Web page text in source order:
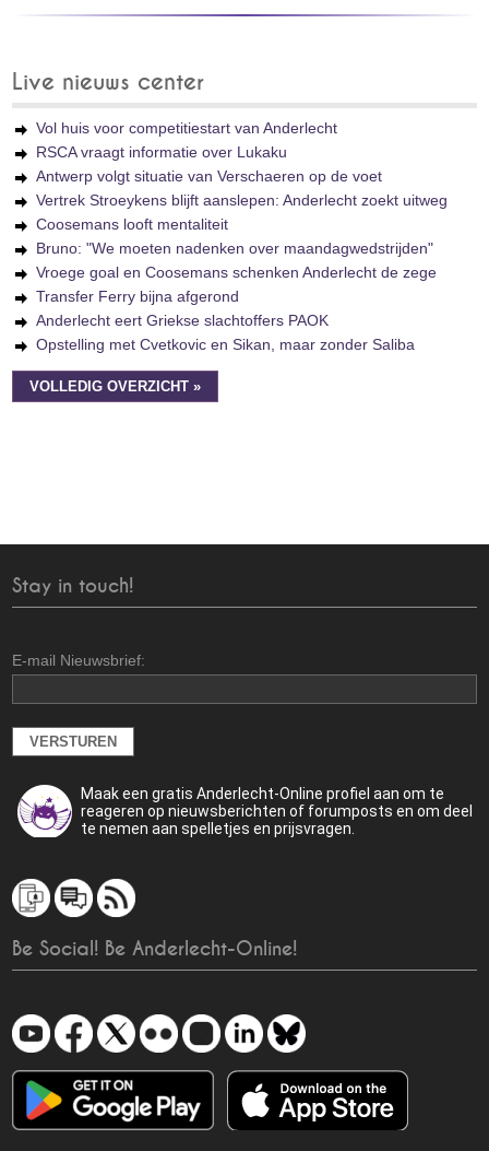
Live nieuws center
Vol huis voor competitiestart van Anderlecht
RSCA vraagt informatie over Lukaku
Antwerp volgt situatie van Verschaeren op de voet
Vertrek Stroeykens blijft aanslepen: Anderlecht zoekt uitweg
Coosemans looft mentaliteit
Bruno: "We moeten nadenken over maandagwedstrijden"
Vroege goal en Coosemans schenken Anderlecht de zege
Transfer Ferry bijna afgerond
Anderlecht eert Griekse slachtoffers PAOK
Opstelling met Cvetkovic en Sikan, maar zonder Saliba
VOLLEDIG OVERZICHT »
Stay in touch!
E-mail Nieuwsbrief:
Maak een gratis Anderlecht-Online profiel aan om te
reageren op nieuwsberichten of forumposts en om deel
te nemen aan spelletjes en prijsvragen.
Be Social! Be Anderlecht-Online!